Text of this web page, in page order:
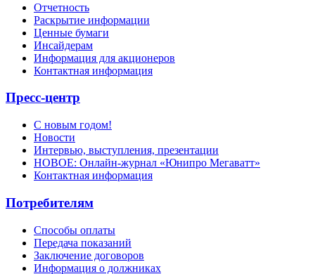
Отчетность
Раскрытие информации
Ценные бумаги
Инсайдерам
Информация для акционеров
Контактная информация
Пресс-центр
С новым годом!
Новости
Интервью, выступления, презентации
НОВОЕ: Онлайн-журнал «Юнипро Мегаватт»
Контактная информация
Потребителям
Способы оплаты
Передача показаний
Заключение договоров
Информация о должниках